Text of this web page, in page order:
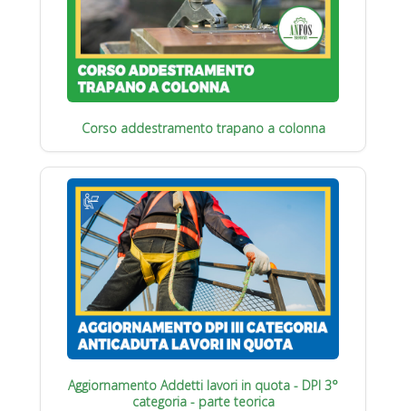
Corso addestramento trapano a colonna
Aggiornamento Addetti lavori in quota - DPI 3°
categoria - parte teorica